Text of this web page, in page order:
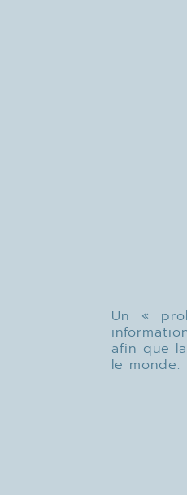
Un «
afin que
le monde.